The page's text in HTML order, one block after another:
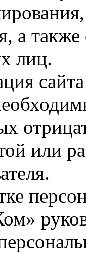
а
лиц.
или